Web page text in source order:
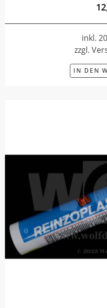
inkl.
zzgl.
IN DEN